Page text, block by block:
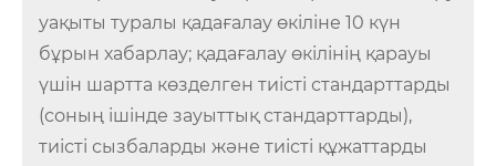
уақыты туралы қадағалау өкіліне 10 күн
бұрын хабарлау; қадағалау өкілінің қарауы
үшін шартта көзделген тиісті стандарттарды
(соның ішінде зауыттық стандарттарды),
тиісті сызбаларды және тиісті құжаттарды